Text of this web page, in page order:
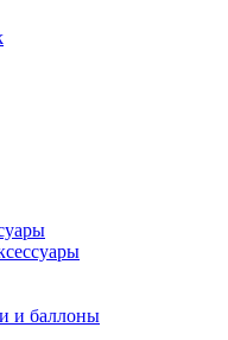
и баллоны